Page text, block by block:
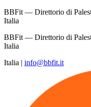
BBFit — Direttorio di
Italia
BBFit — Direttorio di
Italia
Italia | info@bbfit.it